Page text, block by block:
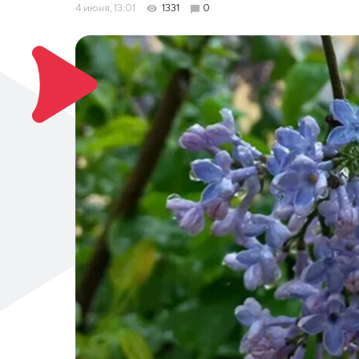
4 июня, 13:01 1331 0